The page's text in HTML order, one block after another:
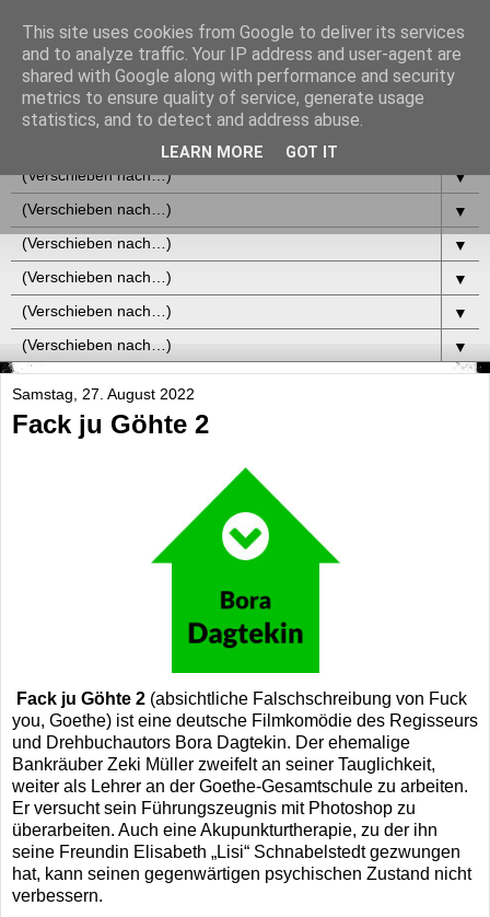
▼
▼
▼
▼
▼
▼
Samstag, 27. August 2022
Fack ju Göhte 2
Fack ju Göhte 2 (absichtliche Falschschreibung von Fuck
you, Goethe) ist eine deutsche Filmkomödie des Regisseurs
und Drehbuchautors Bora Dagtekin. Der ehemalige
Bankräuber Zeki Müller zweifelt an seiner Tauglichkeit,
weiter als Lehrer an der Goethe-Gesamtschule zu arbeiten.
Er versucht sein Führungszeugnis mit Photoshop zu
überarbeiten. Auch eine Akupunkturtherapie, zu der ihn
seine Freundin Elisabeth „Lisi“ Schnabelstedt gezwungen
hat, kann seinen gegenwärtigen psychischen Zustand nicht
verbessern.
This site uses cookies from Google to deliver its services
and to analyze traffic. Your IP address and user-agent are
shared with Google along with performance and security
metrics to ensure quality of service, generate usage
statistics, and to detect and address abuse.
LEARN MORE GOT IT